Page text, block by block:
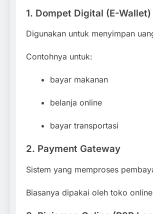
1. Dompet Digital (E-Wallet)
Digunakan untuk menyimpan
Contohnya untuk:
bayar makanan
belanja online
bayar transportasi
2. Payment Gateway
Sistem yang memproses
Biasanya dipakai oleh toko